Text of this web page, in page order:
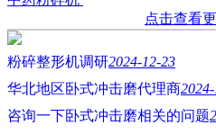
点击查看
粉碎整形机调研2024-12-23
华北地区卧式冲击磨代理商
咨询一下卧式冲击磨相关的问题